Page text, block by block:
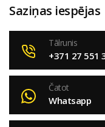
Saziņas iespējas
Tālrunis
+371 27 551
Čatot
Whatsapp